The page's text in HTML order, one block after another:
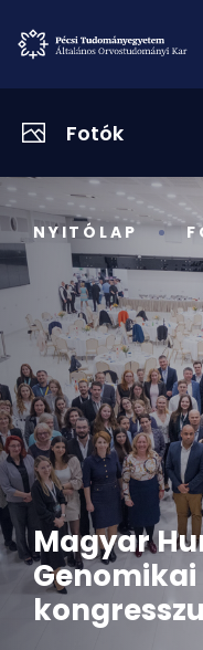
Fotók
NYITÓLAP
Magyar
Genomikai